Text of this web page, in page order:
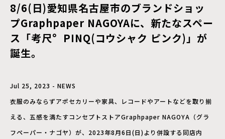
8/6(日)愛知県名古屋市のブランドショッ
プGraphpaper NAGOYAに、新たなスペー
ス「考尺° PINQ(コウシャク ピンク)」が
誕生。
Jul 25, 2023 - NEWS
衣服のみならずアポセカリーや家具、レコードやアートなどを取り揃
える、五感を満たすコンセプトストアGraphpaper NAGOYA（グラ
フペーパー・ナゴヤ）が、2023年8月6日(日)より併設する同店内